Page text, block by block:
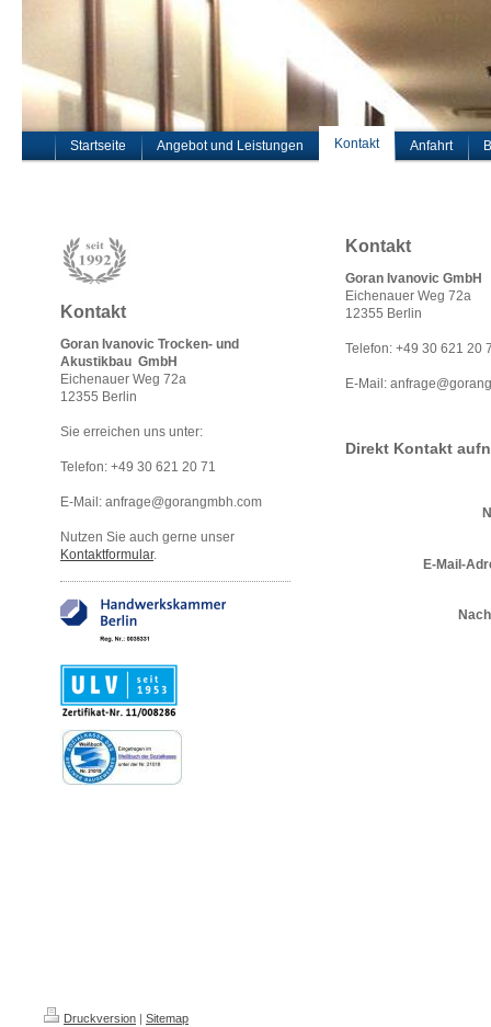
Startseite Angebot und Leistungen Kontakt Anfahrt
Kontakt
Goran Ivanovic Trocken- und
Akustikbau GmbH
Eichenauer Weg 72a
12355 Berlin
Sie erreichen uns unter:
Telefon: +49 30 621 20 71
E-Mail: anfrage@gorangmbh.com
Nutzen Sie auch gerne unser
Kontaktformular.
Kontakt
Goran Ivanovic GmbH
Eichenauer Weg 72a
12355 Berlin
Telefon: +49 30 621 20
E-Mail:
Direkt Kontakt
E-Mail-
Druckversion
Sitemap